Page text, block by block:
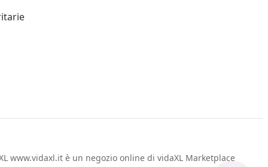
www.vidaxl.it è un negozio online di vidaXL Marketplace